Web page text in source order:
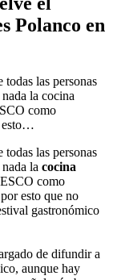
Polanco en
las personas
la cocina
como
esto…
las personas
la cocina
como
esto que no
gastronómico
de difundir a
aunque hay